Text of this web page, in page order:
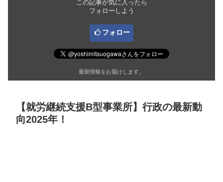
この記事が気に入ったら
フォローしよう
フォロー
最新情報をお届けします。
【就労継続支援B型事業所】行政の最新動
向2025年！